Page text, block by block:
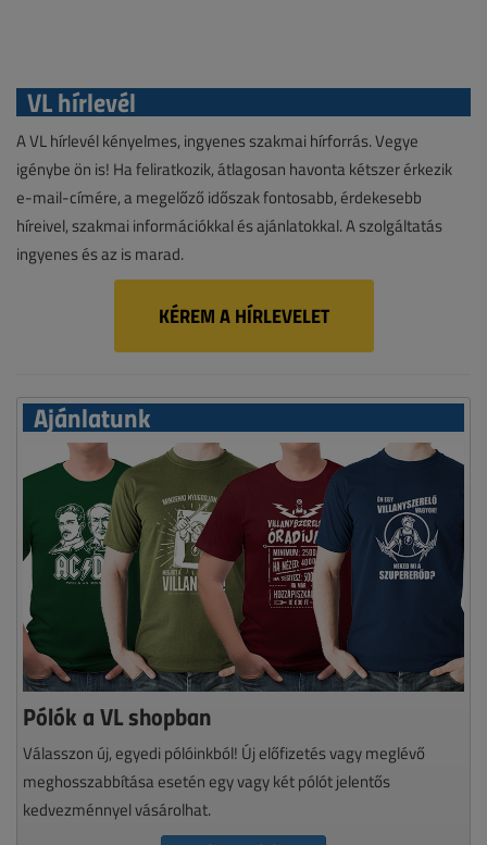
VL hírlevél
A VL hírlevél kényelmes, ingyenes szakmai hírforrás. Vegye
igénybe ön is! Ha feliratkozik, átlagosan havonta kétszer érkezik
e-mail-címére, a megelőző időszak fontosabb, érdekesebb
híreivel, szakmai információkkal és ajánlatokkal. A szolgáltatás
ingyenes és az is marad.
KÉREM A HÍRLEVELET
Ajánlatunk
Pólók a VL shopban
Válasszon új, egyedi pólóinkból! Új előfizetés vagy meglévő
meghosszabbítása esetén egy vagy két pólót jelentős
kedvezménnyel vásárolhat.